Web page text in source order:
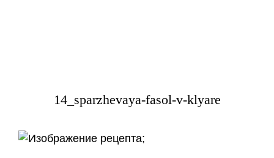
14_sparzhevaya-fasol-v-klyare
;